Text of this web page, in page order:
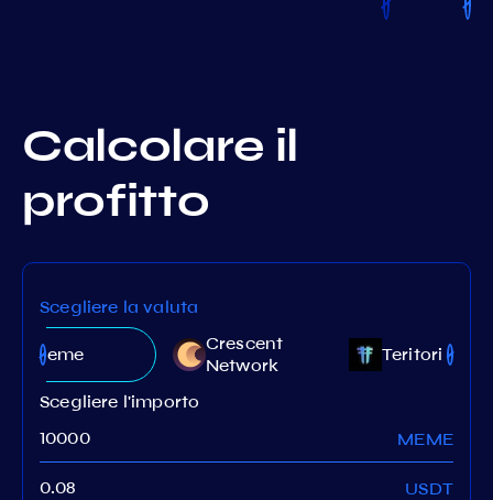
Calcolare il
profitto
Scegliere la valuta
Meme
Crescent
Network
Teritori
Scegliere l'importo
MEME
USDT